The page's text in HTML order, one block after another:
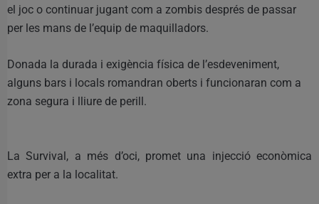
el joc o continuar jugant com a zombis després de passar
per les mans de l’equip de maquilladors.
Donada la durada i exigència física de l’esdeveniment,
alguns bars i locals romandran oberts i funcionaran com a
zona segura i lliure de perill.
La Survival, a més d’oci, promet una injecció econòmica
extra per a la localitat.